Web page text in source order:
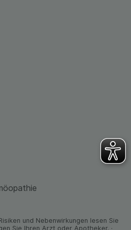
möglichst relevant für Sie
Sie, dass Daten
wie z.B. Google oder
werden.
und Neben­wirkungen lesen Sie
Sie Ihren Arzt oder Apo­theker. ·